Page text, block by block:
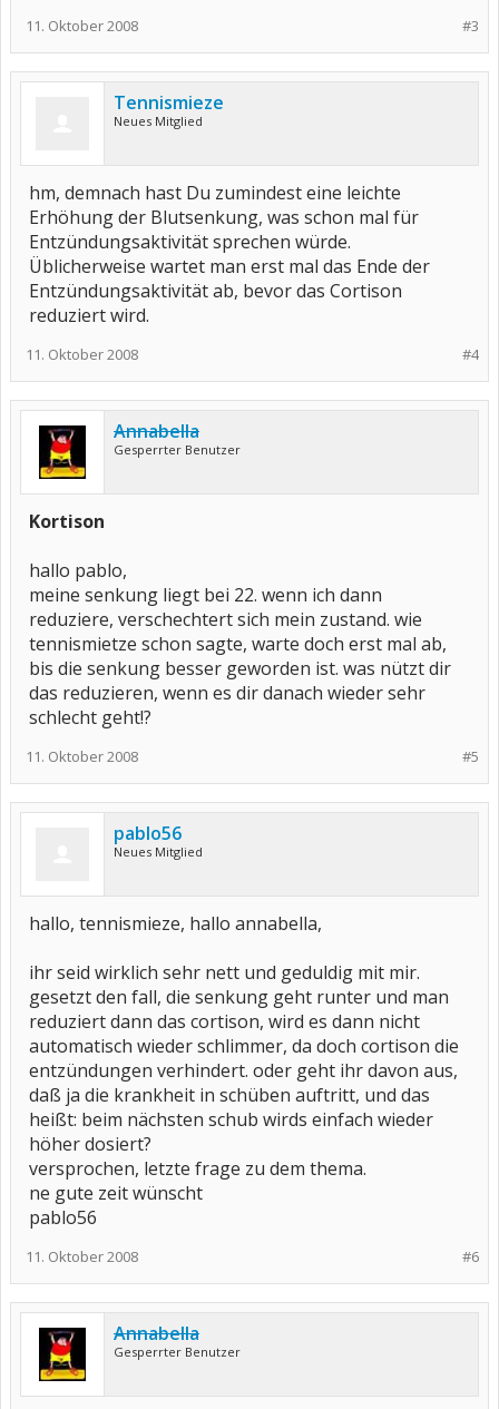
#3
11. Oktober 2008
Tennismieze
Neues Mitglied
hm, demnach hast Du zumindest eine leichte
Erhöhung der Blutsenkung, was schon mal für
Entzündungsaktivität sprechen würde.
Üblicherweise wartet man erst mal das Ende der
Entzündungsaktivität ab, bevor das Cortison
reduziert wird.
#4
11. Oktober 2008
Annabella
Gesperrter Benutzer
Kortison
hallo pablo,
meine senkung liegt bei 22. wenn ich dann
reduziere, verschechtert sich mein zustand. wie
tennismietze schon sagte, warte doch erst mal ab,
bis die senkung besser geworden ist. was nützt dir
das reduzieren, wenn es dir danach wieder sehr
schlecht geht!?
#5
11. Oktober 2008
pablo56
Neues Mitglied
hallo, tennismieze, hallo annabella,
ihr seid wirklich sehr nett und geduldig mit mir.
gesetzt den fall, die senkung geht runter und man
reduziert dann das cortison, wird es dann nicht
automatisch wieder schlimmer, da doch cortison die
entzündungen verhindert. oder geht ihr davon aus,
daß ja die krankheit in schüben auftritt, und das
heißt: beim nächsten schub wirds einfach wieder
höher dosiert?
versprochen, letzte frage zu dem thema.
ne gute zeit wünscht
pablo56
#6
11. Oktober 2008
Annabella
Gesperrter Benutzer